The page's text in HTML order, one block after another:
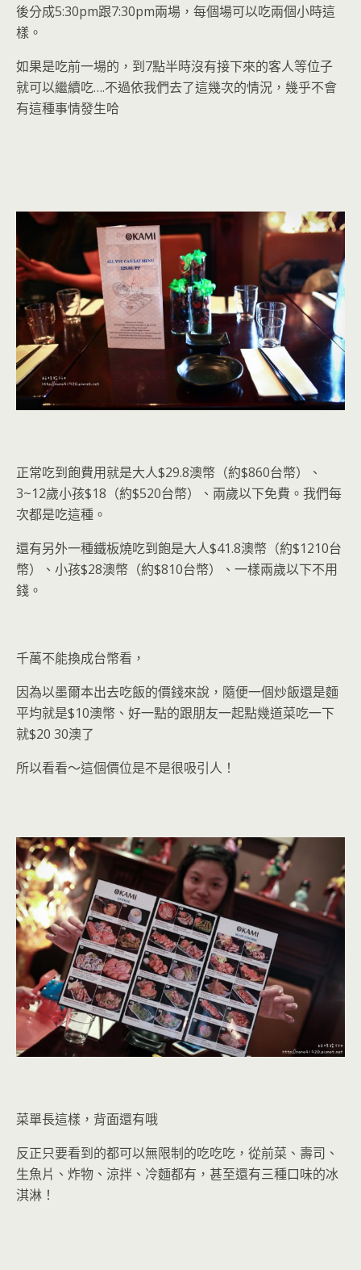
後分成5:30pm跟7:30pm兩場，每個場可以吃兩個小時這
樣。
如果是吃前一場的，到7點半時沒有接下來的客人等位子
就可以繼續吃….不過依我們去了這幾次的情況，幾乎不會
有這種事情發生哈
正常吃到飽費用就是大人$29.8澳幣（約$860台幣）、
3~12歲小孩$18（約$520台幣）、兩歲以下免費。我們每
次都是吃這種。
還有另外一種鐵板燒吃到飽是大人$41.8澳幣（約$1210台
幣）、小孩$28澳幣（約$810台幣）、一樣兩歲以下不用
錢。
千萬不能換成台幣看，
因為以墨爾本出去吃飯的價錢來說，隨便一個炒飯還是麵
平均就是$10澳幣、好一點的跟朋友一起點幾道菜吃一下
就$20 30澳了
所以看看～這個價位是不是很吸引人！
菜單長這樣，背面還有哦
反正只要看到的都可以無限制的吃吃吃，從前菜、壽司、
生魚片、炸物、涼拌、冷麵都有，甚至還有三種口味的冰
淇淋！